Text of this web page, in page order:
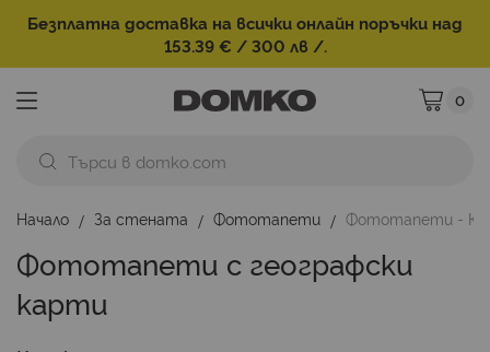
Безплатна доставка на всички онлайн поръчки над
153.39 € / 300 лв /.
Моята
0
Начало За стената Фототапети Фототапети -
Фототапети с географски
карти